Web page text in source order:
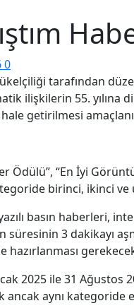
0
tarafından
ilişkilerin 55. yılına
getirilmesi
Ödülü”, “En İyi
birinci, ikinci
basın haberleri,
3 dakikayı
2025 ile 31 Ağustos
aynı kategoride